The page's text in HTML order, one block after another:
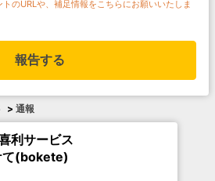
のURLや、補足情報をこちらにお願いいたしま
報告する
> 通報
利サービス
て(bokete)